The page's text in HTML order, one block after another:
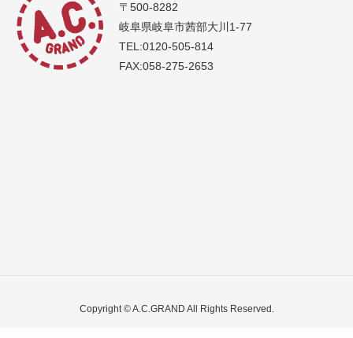
〒500-8282
岐阜県岐阜市茜部大川1-77
TEL:0120-505-814
FAX:058-275-2653
Copyright © A.C.GRAND All Rights Reserved.